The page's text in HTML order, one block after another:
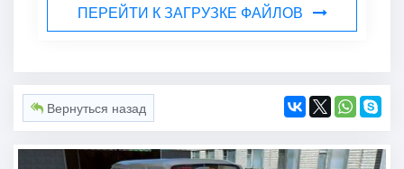
ПЕРЕЙТИ К ЗАГРУЗКЕ ФАЙЛОВ
Вернуться назад